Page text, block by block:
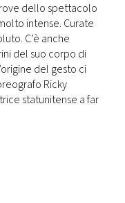
dello spettacolo
intense. Curate
C’è anche
del suo corpo di
del gesto ci
Ricky
statunitense a far